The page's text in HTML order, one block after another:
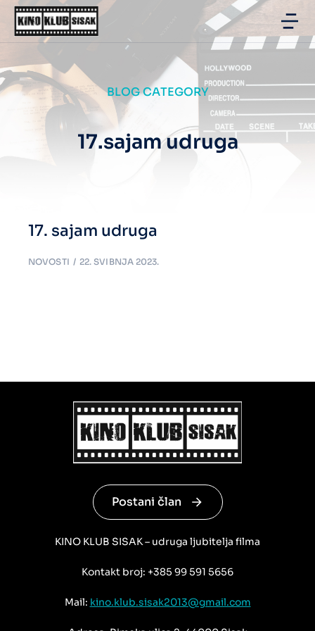
BLOG CATEGORY
17.sajam udruga
17. sajam udruga
NOVOSTI 22. SVIBNJA 2023.
Postani član
KINO KLUB SISAK – udruga ljubitelja filma
Kontakt broj: +385 99 591 5656
Mail: kino.klub.sisak2013@gmail.com